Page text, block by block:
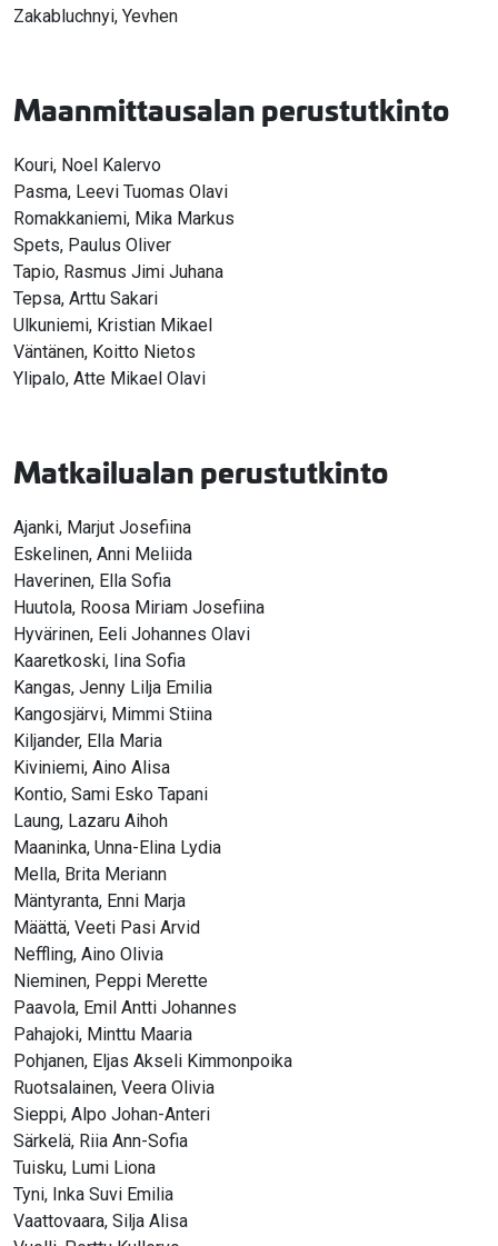
Zakabluchnyi, Yevhen
Maanmittausalan perustutkinto
Kouri, Noel Kalervo
Pasma, Leevi Tuomas Olavi
Romakkaniemi, Mika Markus
Spets, Paulus Oliver
Tapio, Rasmus Jimi Juhana
Tepsa, Arttu Sakari
Ulkuniemi, Kristian Mikael
Väntänen, Koitto Nietos
Ylipalo, Atte Mikael Olavi
Matkailualan perustutkinto
Ajanki, Marjut Josefiina
Eskelinen, Anni Meliida
Haverinen, Ella Sofia
Huutola, Roosa Miriam Josefiina
Hyvärinen, Eeli Johannes Olavi
Kaaretkoski, Iina Sofia
Kangas, Jenny Lilja Emilia
Kangosjärvi, Mimmi Stiina
Kiljander, Ella Maria
Kiviniemi, Aino Alisa
Kontio, Sami Esko Tapani
Laung, Lazaru Aihoh
Maaninka, Unna-Elina Lydia
Mella, Brita Meriann
Mäntyranta, Enni Marja
Määttä, Veeti Pasi Arvid
Neffling, Aino Olivia
Nieminen, Peppi Merette
Paavola, Emil Antti Johannes
Pahajoki, Minttu Maaria
Pohjanen, Eljas Akseli Kimmonpoika
Ruotsalainen, Veera Olivia
Sieppi, Alpo Johan-Anteri
Särkelä, Riia Ann-Sofia
Tuisku, Lumi Liona
Tyni, Inka Suvi Emilia
Vaattovaara, Silja Alisa